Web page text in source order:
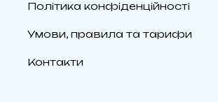
Політика конфіденційності
Умови, правила та тарифи
Контакти